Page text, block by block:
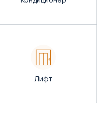
Лифт